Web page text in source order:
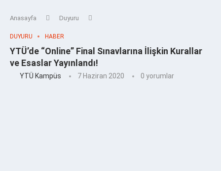
Anasayfa Duyuru
DUYURU HABER
YTÜ’de “Online” Final Sınavlarına İlişkin Kurallar
ve Esaslar Yayınlandı!
YTÜ Kampüs 7 Haziran 2020 0 yorumlar